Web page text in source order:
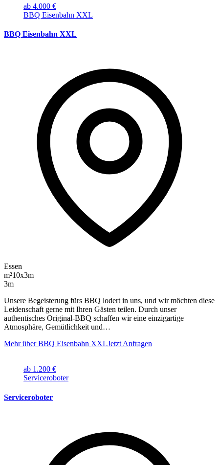
ab 4.000 €
BBQ Eisenbahn XXL
BBQ Eisenbahn XXL
Essen
m²10x3m
3m
Unsere Begeisterung fürs BBQ lodert in uns, und wir möchten diese
Leidenschaft gerne mit Ihren Gästen teilen. Durch unser
authentisches Original-BBQ schaffen wir eine einzigartige
Atmosphäre, Gemütlichkeit und…
Mehr über BBQ Eisenbahn XXLJetzt Anfragen
ab 1.200 €
Serviceroboter
Serviceroboter